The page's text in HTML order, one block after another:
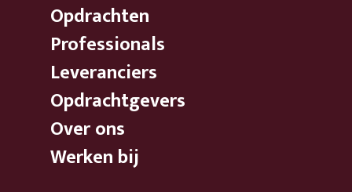
Opdrachten
Professionals
Leveranciers
Opdrachtgevers
Over ons
Werken bij